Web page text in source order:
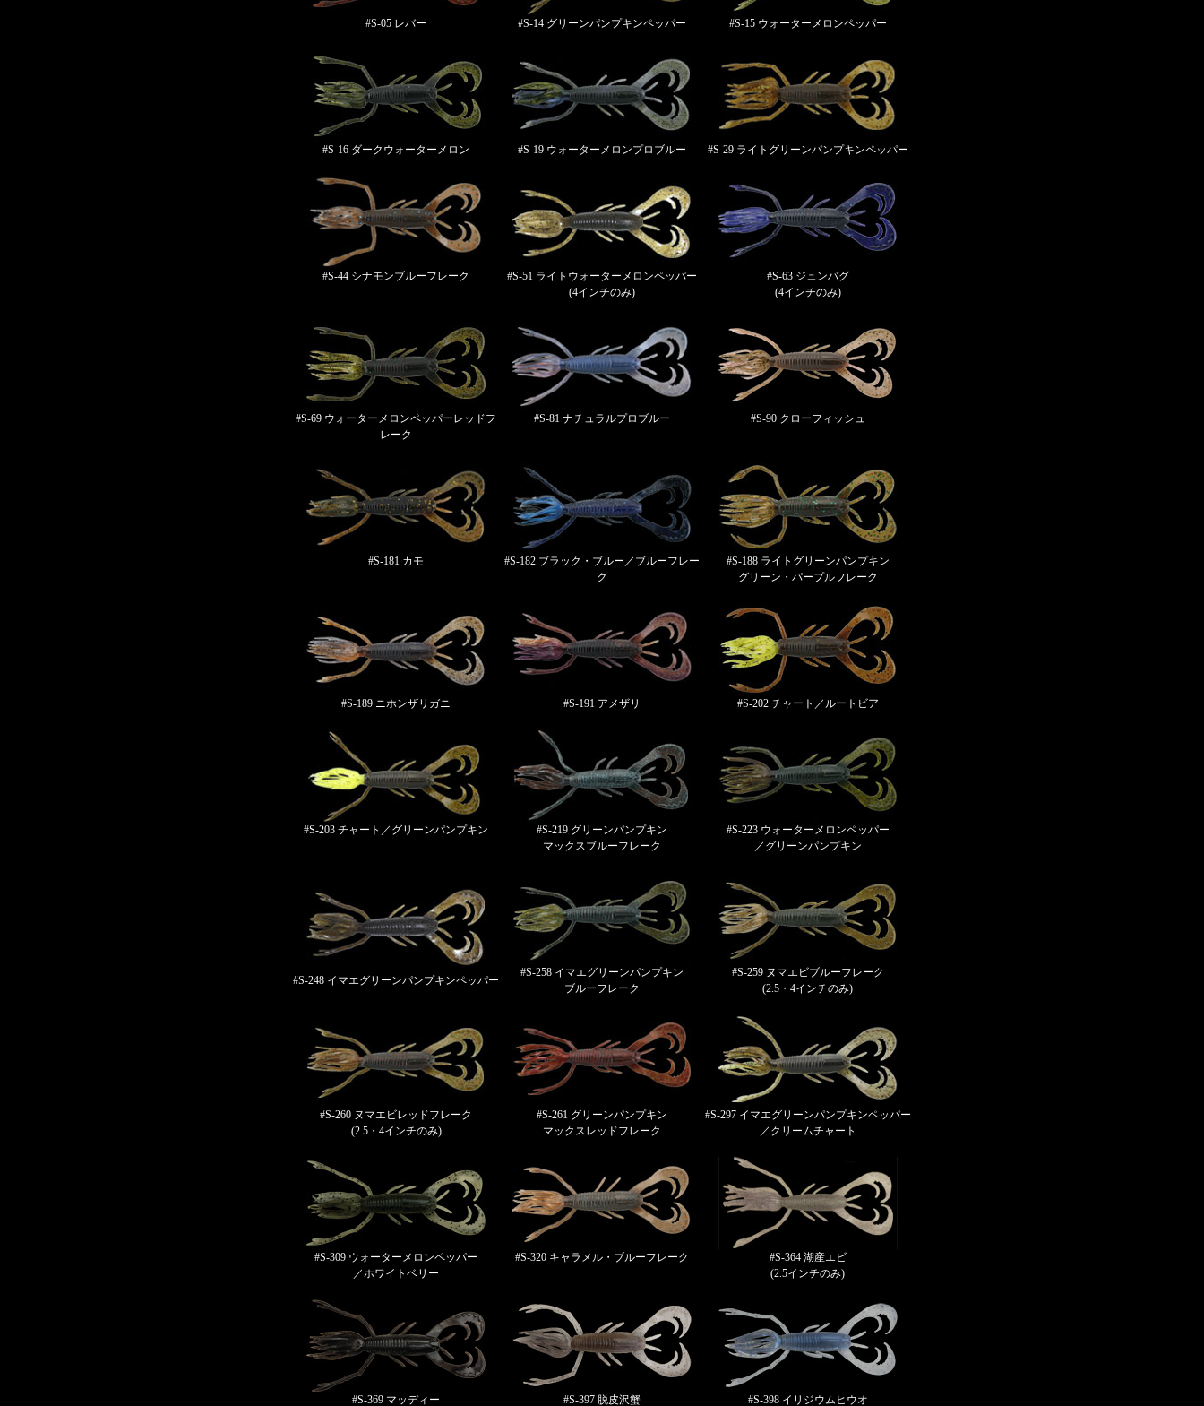
#S-05 レバー #S-14 グリーンパンプキンペッパー #S-15 ウォーターメロンペッパー
#S-16 ダークウォーターメロン #S-19 ウォーターメロンプロブルー #S-29 ライトグリーンパンプキンペッパー
#S-44 シナモンブルーフレーク
#S-51 ライトウォーターメロンペッパー
(4インチのみ)
#S-63 ジュンバグ
(4インチのみ)
#S-69 ウォーターメロンペッパーレッドフ
レーク
#S-81 ナチュラルプロブルー #S-90 クローフィッシュ
#S-181 カモ
#S-182 ブラック・ブルー／ブルーフレー
ク
#S-188 ライトグリーンパンプキン
グリーン・パープルフレーク
#S-189 ニホンザリガニ #S-191 アメザリ #S-202 チャート／ルートビア
#S-203 チャート／グリーンパンプキン
#S-219 グリーンパンプキン
マックスブルーフレーク
#S-223 ウォーターメロンペッパー
／グリーンパンプキン
#S-248 イマエグリーンパンプキンペッパー
#S-258 イマエグリーンパンプキン
ブルーフレーク
#S-259 ヌマエビブルーフレーク
(2.5・4インチのみ)
#S-260 ヌマエビレッドフレーク
(2.5・4インチのみ)
#S-261 グリーンパンプキン
マックスレッドフレーク
#S-297 イマエグリーンパンプキンペッパー
／クリームチャート
#S-309 ウォーターメロンペッパー
／ホワイトベリー
#S-320 キャラメル・ブルーフレーク
#S-364 湖産エビ
(2.5インチのみ)
#S-369 マッディー #S-397 脱皮沢蟹 #S-398 イリジウムヒウオ